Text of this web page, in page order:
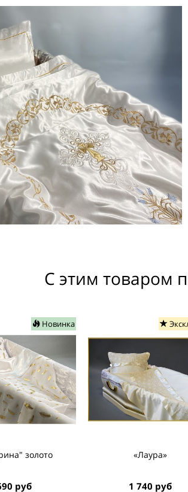
С этим товаром
Новинка
золото
руб
«Лаура»
1 740 руб